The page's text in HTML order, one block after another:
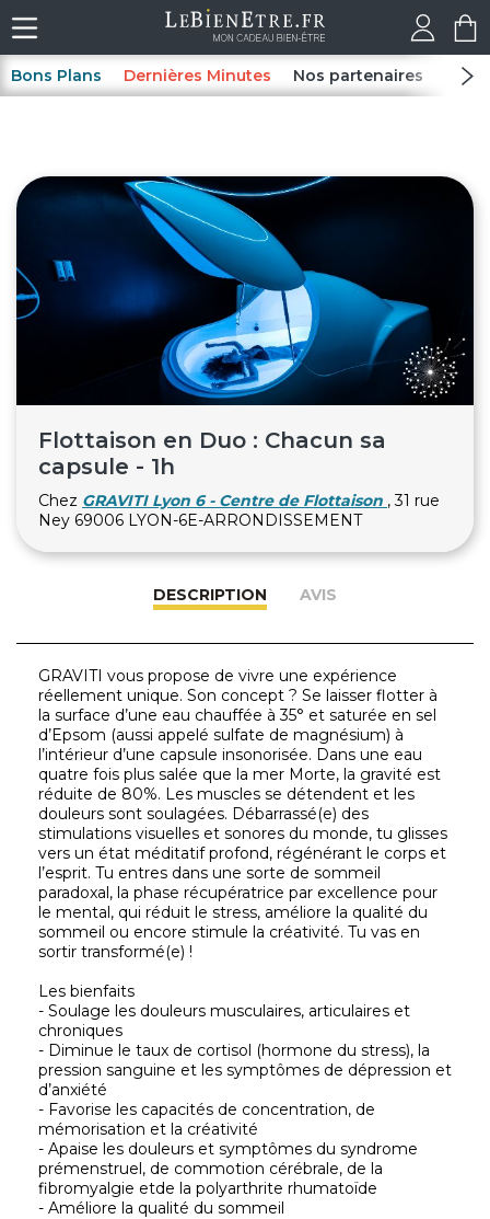
Bons Plans Dernières Minutes Nos partenaires Spas
Flottaison en Duo : Chacun sa
capsule - 1h
Chez GRAVITI Lyon 6 - Centre de Flottaison , 31 rue
Ney 69006 LYON-6E-ARRONDISSEMENT
DESCRIPTION AVIS
GRAVITI vous propose de vivre une expérience
réellement unique. Son concept ? Se laisser flotter à
la surface d’une eau chauffée à 35° et saturée en sel
d’Epsom (aussi appelé sulfate de magnésium) à
l’intérieur d’une capsule insonorisée. Dans une eau
quatre fois plus salée que la mer Morte, la gravité est
réduite de 80%. Les muscles se détendent et les
douleurs sont soulagées. Débarrassé(e) des
stimulations visuelles et sonores du monde, tu glisses
vers un état méditatif profond, régénérant le corps et
l’esprit. Tu entres dans une sorte de sommeil
paradoxal, la phase récupératrice par excellence pour
le mental, qui réduit le stress, améliore la qualité du
sommeil ou encore stimule la créativité. Tu vas en
sortir transformé(e) !
Les bienfaits
- Soulage les douleurs musculaires, articulaires et
chroniques
- Diminue le taux de cortisol (hormone du stress), la
pression sanguine et les symptômes de dépression et
d’anxiété
- Favorise les capacités de concentration, de
mémorisation et la créativité
- Apaise les douleurs et symptômes du syndrome
prémenstruel, de commotion cérébrale, de la
fibromyalgie etde la polyarthrite rhumatoïde
- Améliore la qualité du sommeil